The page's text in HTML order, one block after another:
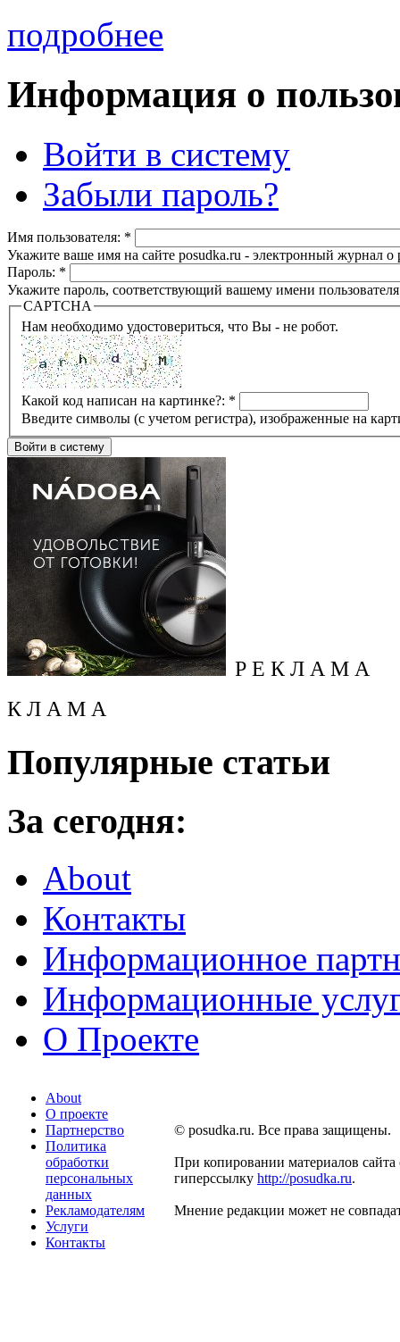
подробнее
Информация о
Войти в систему
Забыли пароль?
Имя пользователя: *
Укажите ваше имя на сайте posudka.ru - электронный журнал
Пароль: *
Укажите пароль, соответствующий вашему имени
CAPTCHA
Нам необходимо удостовериться, что Вы - не робот.
Какой код написан на картинке?: *
Введите символы (с учетом регистра), изображенные на
Р Е К Л А М А
К Л А М А
Популярные статьи
За сегодня:
About
Контакты
Информационное
Информационные
О Проекте
About
О проекте
Партнерство
Политика
обработки
персональных
данных
Рекламодателям
Услуги
Контакты
© posudka.ru. Все права защищены.
При копировании материалов сайта
гиперссылку http://posudka.ru.
Мнение редакции может не